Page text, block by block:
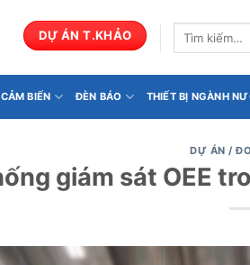
DỰ ÁN T.KHẢO
Tìm
CẢM BIẾN ĐÈN BÁO THIẾT BỊ NGÀNH
DỰ ÁN /
giám sát OEE